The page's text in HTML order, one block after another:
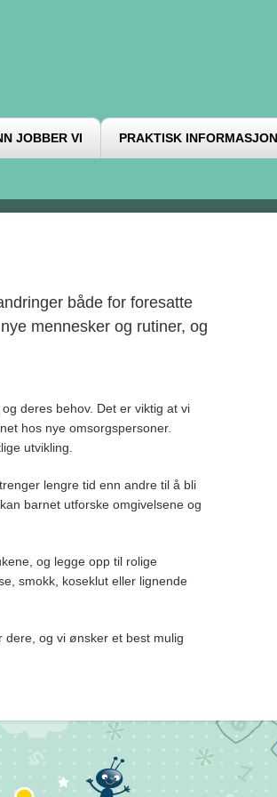
JOBBER VI PRAKTISK INFORMASJON
både for foresatte
mennesker og rutiner, og
deres behov. Det er viktig at vi
hos nye omsorgspersoner.
utvikling.
lengre tid enn andre til å bli
barnet utforske omgivelsene og
og legge opp til rolige
smokk, koseklut eller lignende
og vi ønsker et best mulig